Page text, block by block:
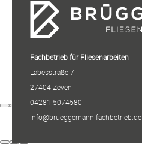
Fachbetrieb für Fliesenarbeiten
Labesstraße 7
27404 Zeven
04281 5074580
info@brueggemann-fachbetrieb.de